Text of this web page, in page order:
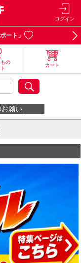
ログイン
ート」
の
カート
願い